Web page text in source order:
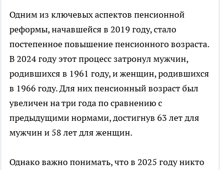
Одним из ключевых аспектов пенсионной
реформы, начавшейся в 2019 году, стало
постепенное повышение пенсионного возраста.
В 2024 году этот процесс затронул мужчин,
родившихся в 1961 году, и женщин, родившихся
в 1966 году. Для них пенсионный возраст был
увеличен на три года по сравнению с
предыдущими нормами, достигнув 63 лет для
мужчин и 58 лет для женщин.
Однако важно понимать, что в 2025 году никто